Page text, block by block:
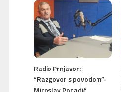
Radio Prnjavor:
“Razgovor s povodom”-
Miroslav Popadić